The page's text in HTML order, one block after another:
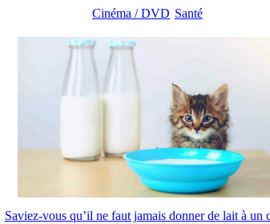
Cinéma / DVD Santé
Saviez-vous qu’il ne faut jamais donner de lait à un